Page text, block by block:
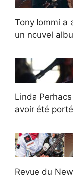
Tony Iommi a
un nouvel
Linda
avoir été
Revue du